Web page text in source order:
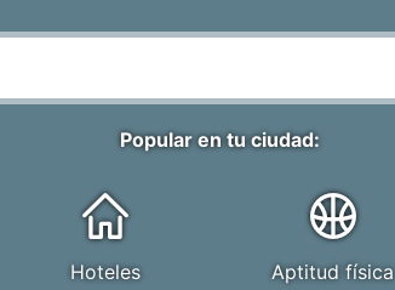
Popular en tu ciudad:
Hoteles Aptitud física